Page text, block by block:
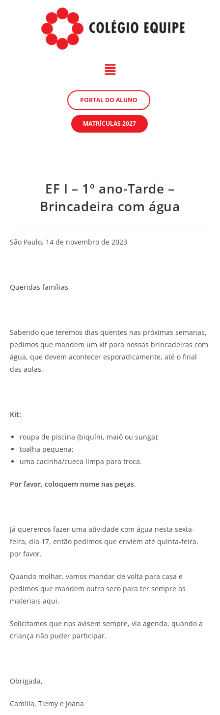
PORTAL DO ALUNO
MATRÍCULAS 2027
EF I – 1º ano-Tarde –
Brincadeira com água
São Paulo, 14 de novembro de 2023
Queridas famílias,
Sabendo que teremos dias quentes nas próximas semanas,
pedimos que mandem um kit para nossas brincadeiras com
água, que devem acontecer esporadicamente, até o final
das aulas.
Kit:
roupa de piscina (biquíni, maiô ou sunga);
toalha pequena;
uma cacinha/cueca limpa para troca.
Por favor, coloquem nome nas peças.
Já queremos fazer uma atividade com água nesta sexta-
feira, dia 17, então pedimos que enviem até quinta-feira,
por favor.
Quando molhar, vamos mandar de volta para casa e
pedimos que mandem outro seco para ter sempre os
materiais aqui.
Solicitamos que nos avisem sempre, via agenda, quando a
criança não puder participar.
Obrigada,
Camilla, Tiemy e Joana